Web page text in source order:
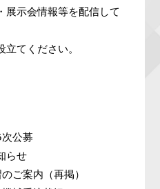
展示会情報等を配信して
てください。
公募
らせ
ご案内（再掲）